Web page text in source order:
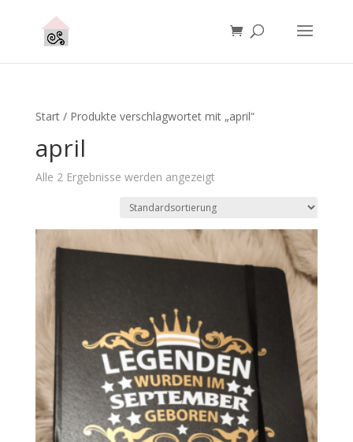
Start/ Produkte verschlagwortet mit „april“
april
Alle 2 Ergebnisse werden angezeigt